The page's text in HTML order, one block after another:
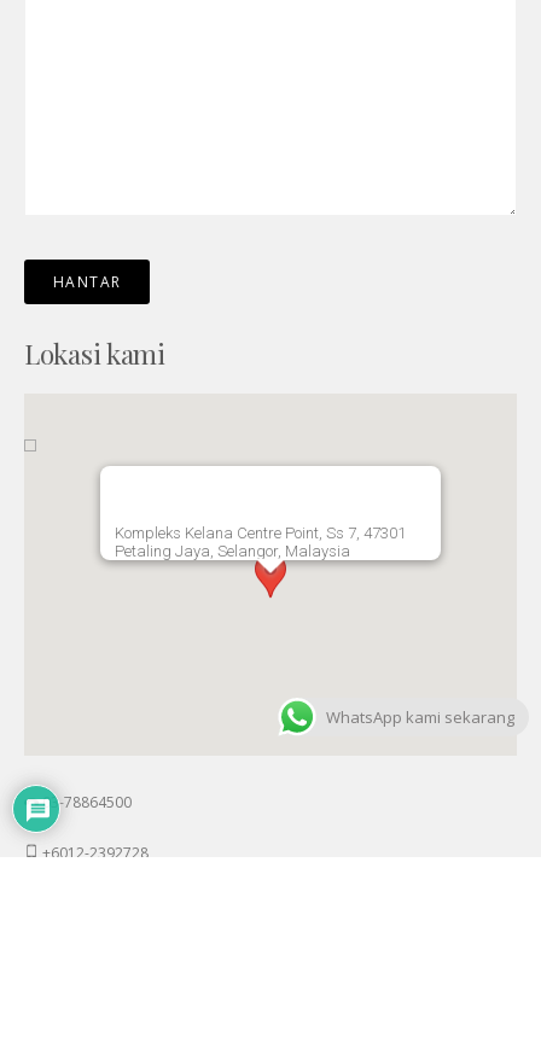
Lokasi kami
Kompleks Kelana Centre Point, Ss 7, 47301
Petaling Jaya, Selangor, Malaysia
03-78864500
+6012-2392728
WhatsApp kami sekarang